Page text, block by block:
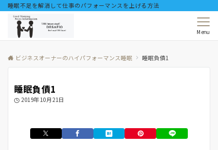
睡眠不足を解消して仕事のパフォーマンスを上げる方法
Menu
ビジネスオーナーのハイパフォーマンス睡眠 睡眠負債1
睡眠負債1
2019年10月21日